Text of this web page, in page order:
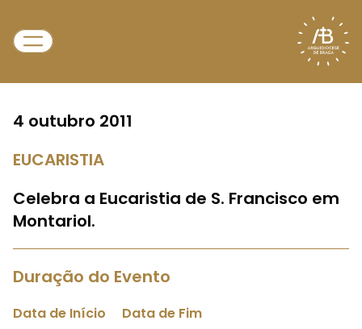
4 outubro 2011
EUCARISTIA
Celebra a Eucaristia de S. Francisco em
Montariol.
Duração do Evento
Data de Início Data de Fim